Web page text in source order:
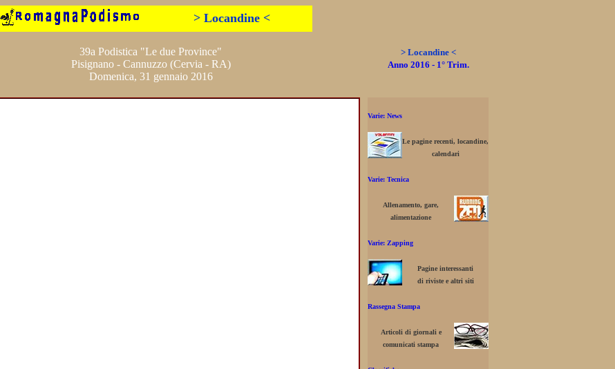
> Locandine <
39a Podistica "Le due Province"
Pisignano - Cannuzzo (Cervia - RA)
Domenica, 31 gennaio 2016
> Locandine <
Anno 2016 - 1° Trim.
Varie: News
Le pagine recenti, locandine,
calendari
Varie: Tecnica
Allenamento, gare,
alimentazione
Varie: Zapping
Pagine interessanti
di riviste e altri siti
Rassegna Stampa
Articoli di giornali e
comunicati stampa